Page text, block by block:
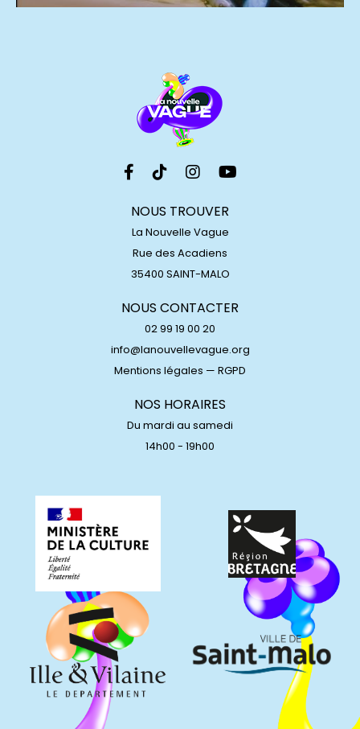
NOUS TROUVER
La Nouvelle Vague
Rue des Acadiens
35400 SAINT-MALO
NOUS CONTACTER
02 99 19 00 20
info@lanouvellevague.org
Mentions légales — RGPD
NOS HORAIRES
Du mardi au samedi
14h00 - 19h00